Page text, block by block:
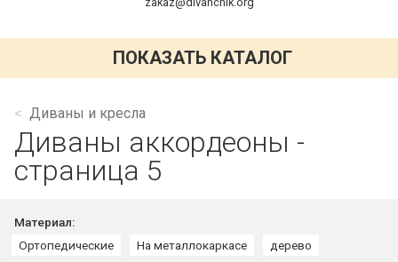
ПОКАЗАТЬ КАТАЛОГ
Диваны и кресла
Диваны аккордеоны -
страница 5
Материал:
Ортопедические
На металлокаркасе
дерево